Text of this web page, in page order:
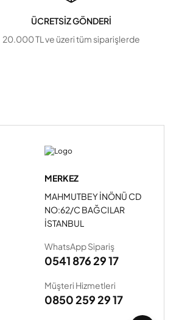
ÜCRETSİZ GÖNDERİ
20.000 TL ve üzeri tüm siparişlerde
MERKEZ
MAHMUTBEY İNÖNÜ CD
NO:62/C BAĞCILAR
İSTANBUL
WhatsApp Sipariş
0541 876 29 17
Müşteri Hizmetleri
0850 259 29 17